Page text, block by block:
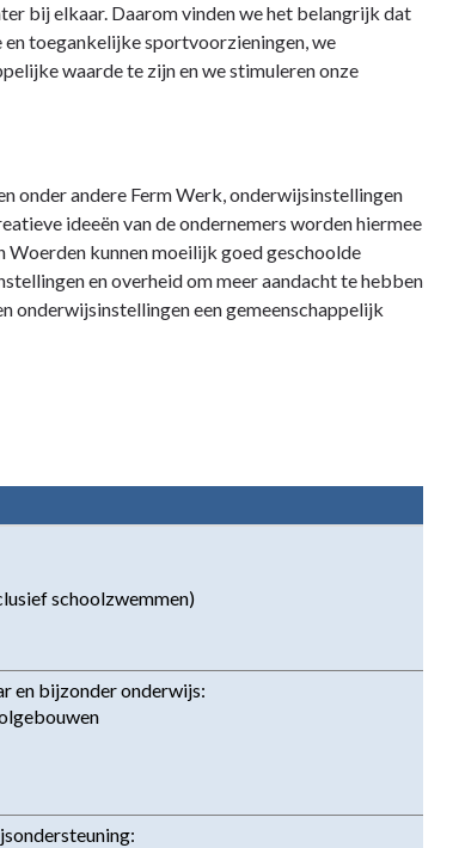
bij elkaar. Daarom vinden we het belangrijk dat
en toegankelijke sportvoorzieningen, we
waarde te zijn en we stimuleren onze
onder andere Ferm Werk, onderwijsinstellingen
ideeën van de ondernemers worden hiermee
kunnen moeilijk goed geschoolde
en overheid om meer aandacht te hebben
onderwijsinstellingen een gemeenschappelijk
schoolzwemmen)
en bijzonder onderwijs: